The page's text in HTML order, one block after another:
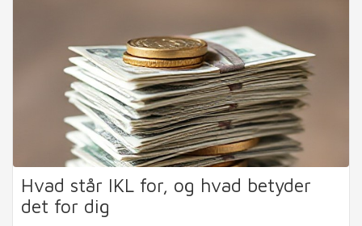
Hvad står IKL for, og hvad betyder
det for dig